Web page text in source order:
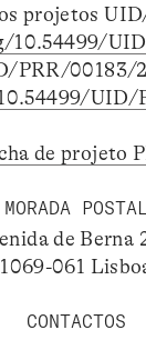
projetos
10.54499/
PRR/00183/
UID/
de projeto
MORADA POSTAL
de Berna
1069-061
CONTACTOS